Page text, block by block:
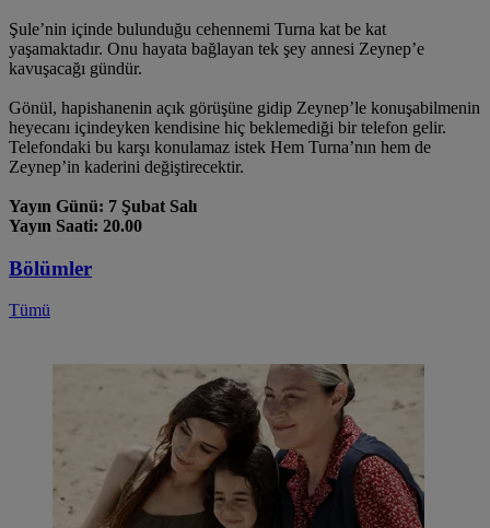
Şule’nin içinde bulunduğu cehennemi Turna kat be kat
yaşamaktadır. Onu hayata bağlayan tek şey annesi Zeynep’e
kavuşacağı gündür.
Gönül, hapishanenin açık görüşüne gidip Zeynep’le konuşabilmenin
heyecanı içindeyken kendisine hiç beklemediği bir telefon gelir.
Telefondaki bu karşı konulamaz istek Hem Turna’nın hem de
Zeynep’in kaderini değiştirecektir.
Yayın Günü: 7 Şubat Salı
Yayın Saati: 20.00
Bölümler
Tümü